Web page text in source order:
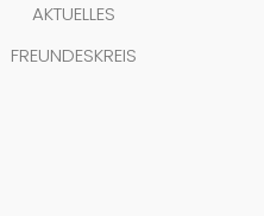
AKTUELLES
FREUNDESKREIS